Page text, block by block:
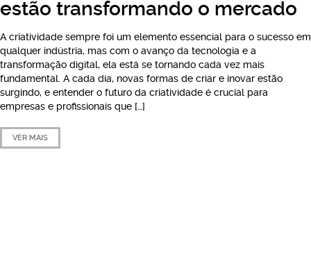
estão transformando o mercado
A criatividade sempre foi um elemento essencial para o sucesso em
qualquer indústria, mas com o avanço da tecnologia e a
transformação digital, ela está se tornando cada vez mais
fundamental. A cada dia, novas formas de criar e inovar estão
surgindo, e entender o futuro da criatividade é crucial para
empresas e profissionais que […]
VER MAIS